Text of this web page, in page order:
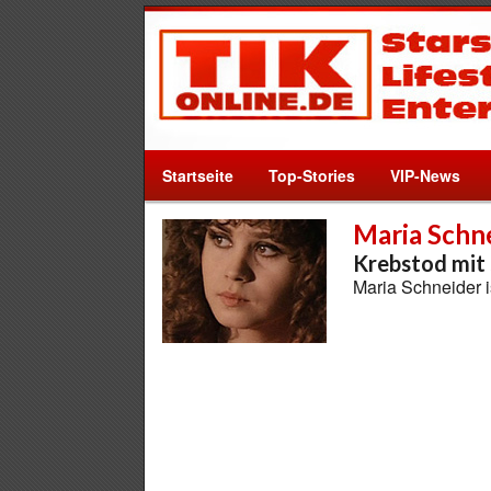
Startseite Top-Stories VIP-News
Maria
Krebstod mit
Maria Schneider